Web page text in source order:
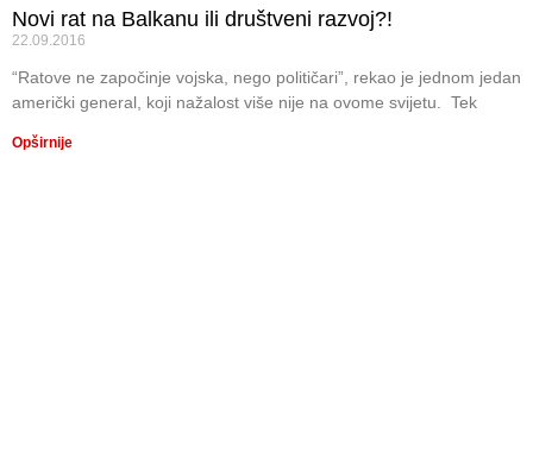
Novi rat na Balkanu ili društveni razvoj?!
22.09.2016
“Ratove ne započinje vojska, nego političari”, rekao je jednom jedan
američki general, koji nažalost više nije na ovome svijetu. Tek
Opširnije